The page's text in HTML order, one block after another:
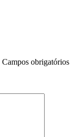
Campos obrigatórios